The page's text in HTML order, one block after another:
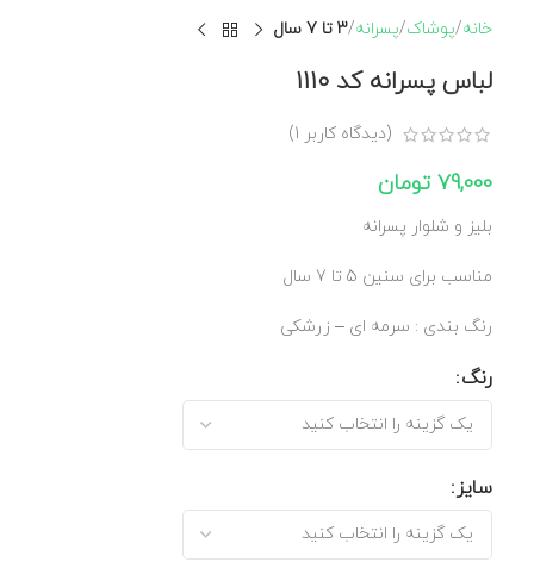
خانه پوشاک پسرانه 3 تا 7 سال
لباس پسرانه کد 1110
(دیدگاه کاربر 1
)
79,000 تومان
بلیز و شلوار پسرانه
مناسب برای سنین 5 تا 7 سال
رنگ بندی : سرمه ای – زرشکی
رنگ
سایز